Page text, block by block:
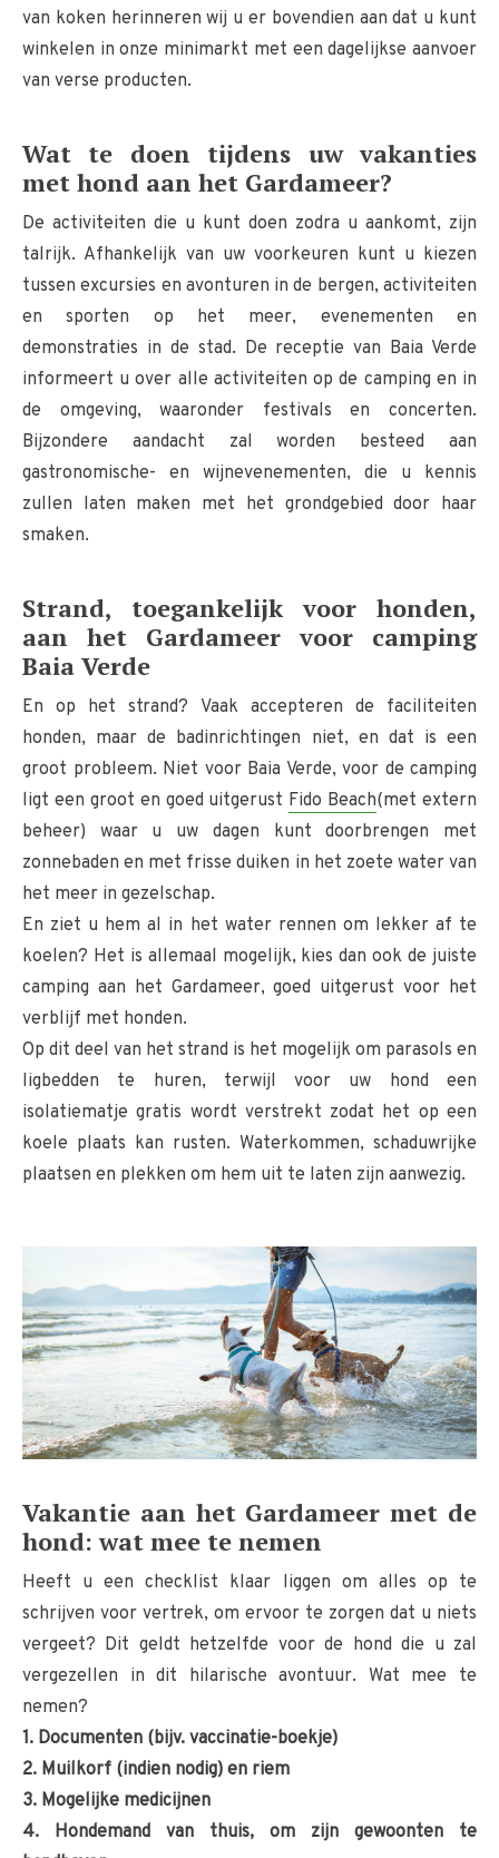
van koken herinneren wij u er bovendien aan dat u kunt
winkelen in onze minimarkt met een dagelijkse aanvoer
van verse producten.
Wat te doen tijdens uw vakanties
met hond aan het Gardameer?
De activiteiten die u kunt doen zodra u aankomt, zijn
talrijk. Afhankelijk van uw voorkeuren kunt u kiezen
tussen excursies en avonturen in de bergen, activiteiten
en sporten op het meer, evenementen en
demonstraties in de stad. De receptie van Baia Verde
informeert u over alle activiteiten op de camping en in
de omgeving, waaronder festivals en concerten.
Bijzondere aandacht zal worden besteed aan
gastronomische- en wijnevenementen, die u kennis
zullen laten maken met het grondgebied door haar
smaken.
Strand, toegankelijk voor honden,
aan het Gardameer voor camping
Baia Verde
En op het strand? Vaak accepteren de faciliteiten
honden, maar de badinrichtingen niet, en dat is een
groot probleem. Niet voor Baia Verde, voor de camping
ligt een groot en goed uitgerust Fido Beach(met extern
beheer) waar u uw dagen kunt doorbrengen met
zonnebaden en met frisse duiken in het zoete water van
het meer in gezelschap.
En ziet u hem al in het water rennen om lekker af te
koelen? Het is allemaal mogelijk, kies dan ook de juiste
camping aan het Gardameer, goed uitgerust voor het
verblijf met honden.
Op dit deel van het strand is het mogelijk om parasols en
ligbedden te huren, terwijl voor uw hond een
isolatiematje gratis wordt verstrekt zodat het op een
koele plaats kan rusten. Waterkommen, schaduwrijke
plaatsen en plekken om hem uit te laten zijn aanwezig.
Vakantie aan het Gardameer met de
hond: wat mee te nemen
Heeft u een checklist klaar liggen om alles op te
schrijven voor vertrek, om ervoor te zorgen dat u niets
vergeet? Dit geldt hetzelfde voor de hond die u zal
vergezellen in dit hilarische avontuur. Wat mee te
nemen?
1. Documenten (bijv. vaccinatie-boekje)
2. Muilkorf (indien nodig) en riem
3. Mogelijke medicijnen
4. Hondemand van thuis, om zijn gewoonten te